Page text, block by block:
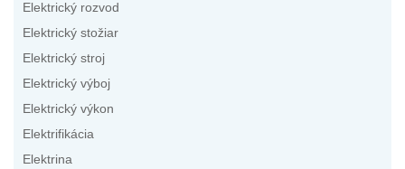
Elektrický rozvod
Elektrický stožiar
Elektrický stroj
Elektrický výboj
Elektrický výkon
Elektrifikácia
Elektrina